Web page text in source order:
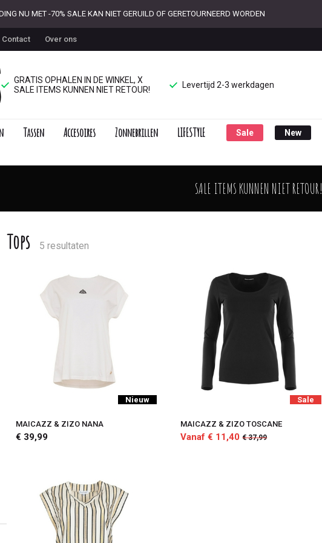
NU MET -70% SALE KAN NIET GERUILD OF GERETOURNEERD WORDEN
Contact Over ons
GRATIS OPHALEN IN DE WINKEL, X
SALE ITEMS KUNNEN NIET RETOUR!
Levertijd 2-3 werkdagen
Tassen Accesoires Zonnebrillen LIFESTYLE Sale New
SALE ITEMS KUNNEN NIET RETOUR!
Tops 5 resultaten
Nieuw
MAICAZZ & ZIZO NANA
€ 39,99
Sale
MAICAZZ & ZIZO TOSCANE
Vanaf € 11,40 € 37,99